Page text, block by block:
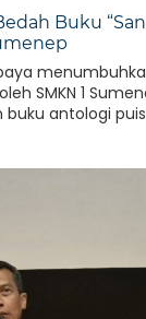
Buku
SMKN 1
antologi